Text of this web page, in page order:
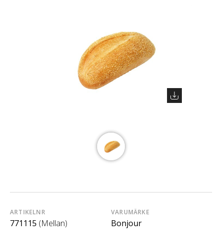
ARTIKELNR
771115 (Mellan)
VARUMÄRKE
Bonjour